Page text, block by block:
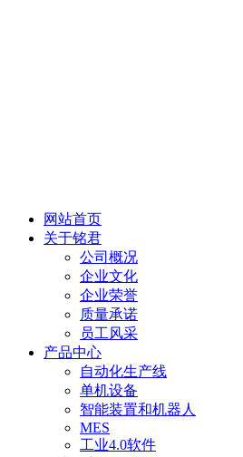
网站首页
关于铭君
公司概况
企业文化
企业荣誉
质量承诺
员工风采
产品中心
自动化生产线
单机设备
智能装置和机器人
MES
工业4.0软件